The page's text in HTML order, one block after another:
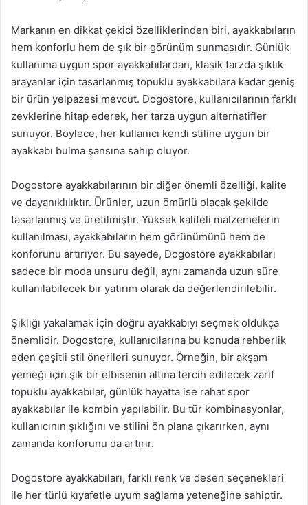
Markanın en dikkat çekici özelliklerinden biri, ayakkabıların
hem konforlu hem de şık bir görünüm sunmasıdır. Günlük
kullanıma uygun spor ayakkabılardan, klasik tarzda şıklık
arayanlar için tasarlanmış topuklu ayakkabılara kadar geniş
bir ürün yelpazesi mevcut. Dogostore, kullanıcılarının farklı
zevklerine hitap ederek, her tarza uygun alternatifler
sunuyor. Böylece, her kullanıcı kendi stiline uygun bir
ayakkabı bulma şansına sahip oluyor.
Dogostore ayakkabılarının bir diğer önemli özelliği, kalite
ve dayanıklılıktır. Ürünler, uzun ömürlü olacak şekilde
tasarlanmış ve üretilmiştir. Yüksek kaliteli malzemelerin
kullanılması, ayakkabıların hem görünümünü hem de
konforunu artırıyor. Bu sayede, Dogostore ayakkabıları
sadece bir moda unsuru değil, aynı zamanda uzun süre
kullanılabilecek bir yatırım olarak da değerlendirilebilir.
Şıklığı yakalamak için doğru ayakkabıyı seçmek oldukça
önemlidir. Dogostore, kullanıcılarına bu konuda rehberlik
eden çeşitli stil önerileri sunuyor. Örneğin, bir akşam
yemeği için şık bir elbisenin altına tercih edilecek zarif
topuklu ayakkabılar, günlük hayatta ise rahat spor
ayakkabılar ile kombin yapılabilir. Bu tür kombinasyonlar,
kullanıcının şıklığını ve stilini ön plana çıkarırken, aynı
zamanda konforunu da artırır.
Dogostore ayakkabıları, farklı renk ve desen seçenekleri
ile her türlü kıyafetle uyum sağlama yeteneğine sahiptir.